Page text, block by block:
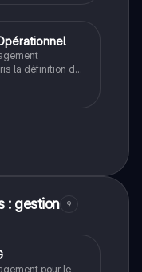
la définition des
de
entre les
: gestion 9
pour le